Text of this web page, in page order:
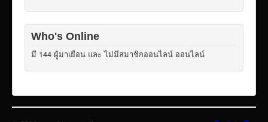
Who's Online
มี 144 ผู้มาเยือน และ ไม่มีสมาชิกออนไลน์ ออนไลน์